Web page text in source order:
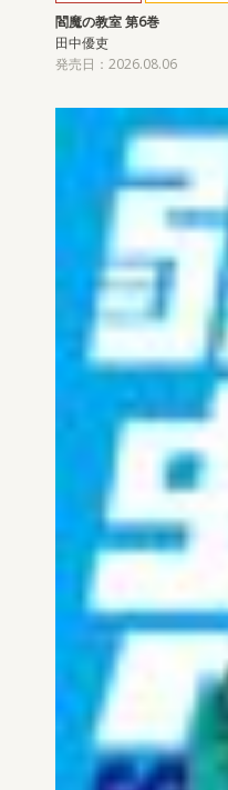
閻魔の教室 第6巻
田中優吏
発売日：2026.08.06